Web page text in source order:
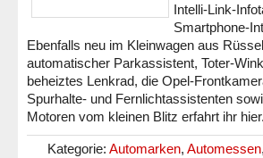
Intelli-Link-
Smartphone-
Ebenfalls neu im Kleinwagen aus
automatischer Parkassistent, Toter-
beheiztes Lenkrad, die Opel-
Spurhalte- und Fernlichtassistenten
Motoren vom kleinen Blitz erfahrt ihr hier.
Kategorie: Automarken, Automessen,